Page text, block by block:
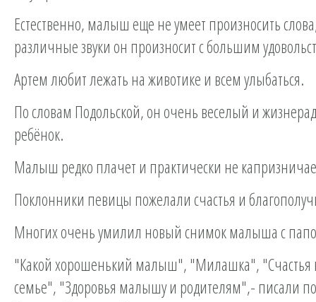
Естественно, малыш еще не умеет произносить
различные звуки он произносит с большим
Артем любит лежать на животике и всем улыбаться.
По словам Подольской, он очень веселый и
ребёнок.
Малыш редко плачет и практически не
Поклонники певицы пожелали счастья и
Многих очень умилил новый снимок малыша с
"Какой хорошенький малыш", "Милашка",
семье", "Здоровья малышу и родителям",- писали